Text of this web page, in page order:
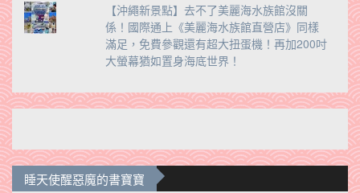
【沖繩新景點】去不了美麗海水族館沒關
係！國際通上《美麗海水族館直營店》同樣
滿足，免費參觀還有超大扭蛋機！再加200吋
大螢幕猶如置身海底世界！
睡天使醒惡魔的書寶寶